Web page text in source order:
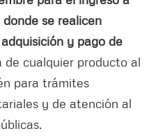
se realicen
y pago de
de cualquier producto al
para trámites
y de atención al